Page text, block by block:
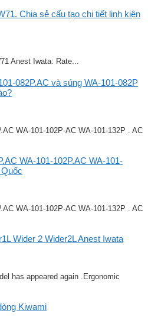
Chia sẻ cấu tạo chi tiết linh kiện
Anest Iwata: Rate...
082P.AC và súng WA-101-082P
WA-101-102P-AC WA-101-132P . AC
WA-101-102P.AC WA-101-
WA-101-102P-AC WA-101-132P . AC
Wider 2 Wider2L Anest Iwata
has appeared again .Ergonomic
Kiwami